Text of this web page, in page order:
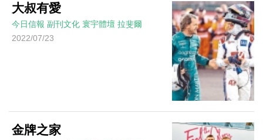
大叔有愛
今日信報 副刊文化 寰宇體壇 拉斐爾
2022/07/23
金牌之家